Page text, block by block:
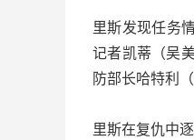
里斯发现任务
记者凯蒂（吴
防部长哈特利
里斯在复仇中